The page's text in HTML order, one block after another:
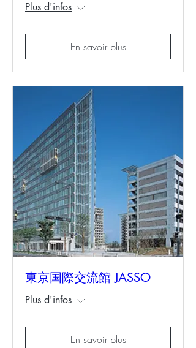
Plus d'infos
En savoir plus
東京国際交流館 JASSO
Plus d'infos
En savoir plus